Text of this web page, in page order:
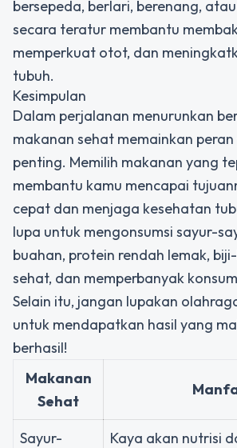
bersepeda, berlari, berenang,
secara teratur membantu
memperkuat otot, dan
tubuh.
Kesimpulan
Dalam perjalanan menurunkan
makanan sehat memainkan
penting. Memilih makanan yang
membantu kamu mencapai
cepat dan menjaga kesehatan
lupa untuk mengonsumsi sayur-
buahan, protein rendah lemak,
sehat, dan memperbanyak
Selain itu, jangan lupakan
untuk mendapatkan hasil yang
berhasil!
Makanan
Sehat
Sayur-
Kaya akan nutrisi